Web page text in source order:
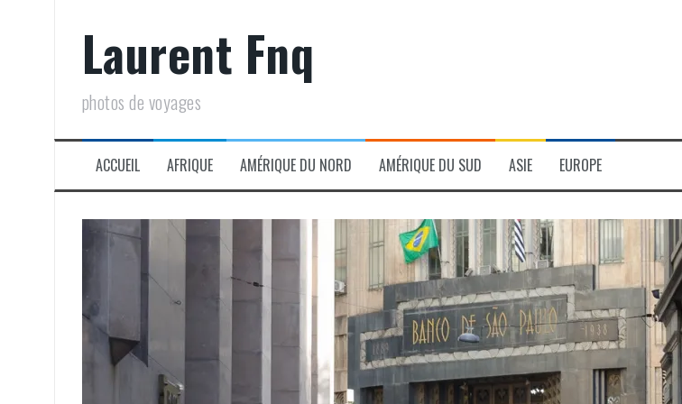
Laurent Fnq
photos de voyages
ACCUEIL AFRIQUE AMÉRIQUE DU NORD AMÉRIQUE DU SUD ASIE EUROPE